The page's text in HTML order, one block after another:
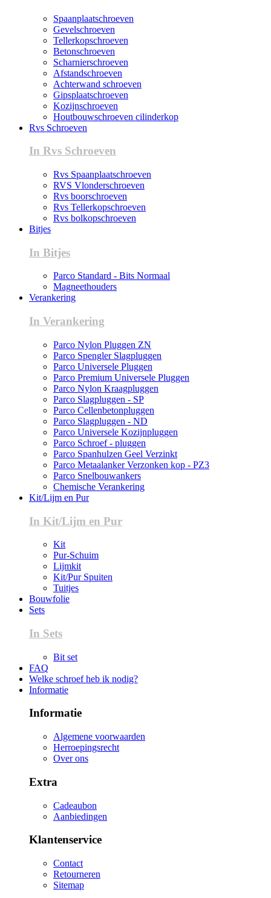
Spaanplaatschroeven
Gevelschroeven
Tellerkopschroeven
Betonschroeven
Scharnierschroeven
Afstandschroeven
Achterwand schroeven
Gipsplaatschroeven
Kozijnschroeven
Houtbouwschroeven cilinderkop
Rvs Schroeven
In Rvs Schroeven
Rvs Spaanplaatschroeven
RVS Vlonderschroeven
Rvs boorschroeven
Rvs Tellerkopschroeven
Rvs bolkopschroeven
Bitjes
In Bitjes
Parco Standard - Bits Normaal
Magneethouders
Verankering
In Verankering
Parco Nylon Pluggen ZN
Parco Spengler Slagpluggen
Parco Universele Pluggen
Parco Premium Universele Pluggen
Parco Nylon Kraagpluggen
Parco Slagpluggen - SP
Parco Cellenbetonpluggen
Parco Slagpluggen - ND
Parco Universele Kozijnpluggen
Parco Schroef - pluggen
Parco Spanhulzen Geel Verzinkt
Parco Metaalanker Verzonken kop - PZ3
Parco Snelbouwankers
Chemische Verankering
Kit/Lijm en Pur
In Kit/Lijm en Pur
Kit
Pur-Schuim
Lijmkit
Kit/Pur Spuiten
Tuitjes
Bouwfolie
Sets
In Sets
Bit set
FAQ
Welke schroef heb ik nodig?
Informatie
Informatie
Algemene voorwaarden
Herroepingsrecht
Over ons
Extra
Cadeaubon
Aanbiedingen
Klantenservice
Contact
Retourneren
Sitemap